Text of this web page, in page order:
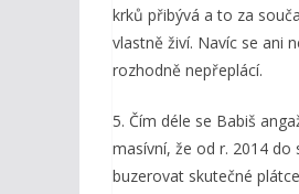
krků přibývá a to za
vlastně živí. Navíc se ani
rozhodně nepřeplácí.
5. Čím déle se Babiš
masívní, že od r. 2014
buzerovat skutečné